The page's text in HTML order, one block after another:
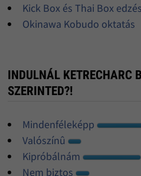
Kick Box és Thai Box
Okinawa Kobudo oktatás
INDULNÁL KETRECHARC
SZERINTED?!
Mindenféleképp
Valószínû
Kipróbálnám
Nem biztos